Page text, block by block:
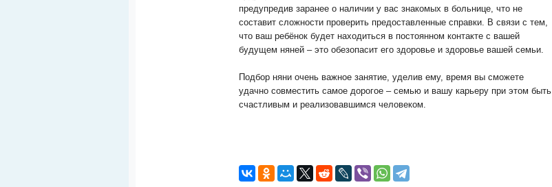
предупредив заранее о наличии у вас знакомых в больнице, что не
составит сложности проверить предоставленные справки. В связи с тем,
что ваш ребёнок будет находиться в постоянном контакте с вашей
будущем няней – это обезопасит его здоровье и здоровье вашей семьи.
Подбор няни очень важное занятие, уделив ему, время вы сможете
удачно совместить самое дорогое – семью и вашу карьеру при этом быть
счастливым и реализовавшимся человеком.